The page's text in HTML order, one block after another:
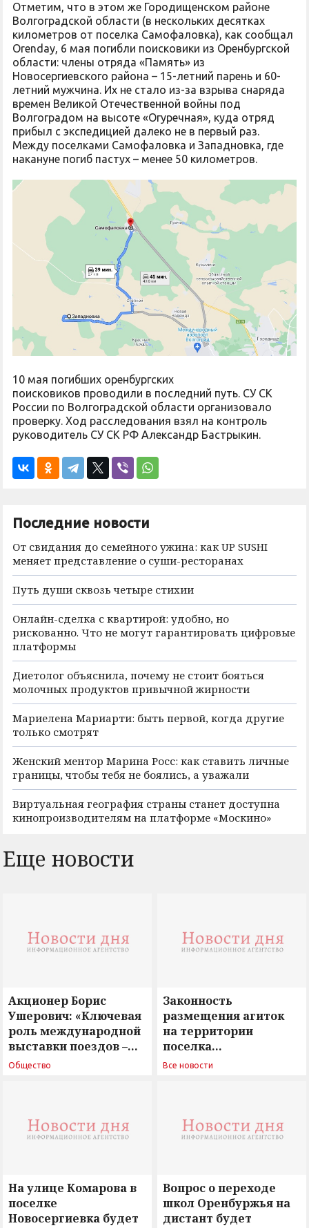
Отметим, что в этом же Городищенском районе
Волгоградской области (в нескольких десятках
километров от поселка Самофаловка), как сообщал
Orenday, 6 мая погибли поисковики из Оренбургской
области: члены отряда «Память» из
Новосергиевского района – 15-летний парень и 60-
летний мужчина. Их не стало из-за взрыва снаряда
времен Великой Отечественной войны под
Волгоградом на высоте «Огуречная», куда отряд
прибыл с экспедицией далеко не в первый раз.
Между поселками Самофаловка и Западновка, где
накануне погиб пастух – менее 50 километров.
10 мая погибших оренбургских
поисковиков проводили в последний путь. СУ СК
России по Волгоградской области организовало
проверку. Ход расследования взял на контроль
руководитель СУ СК РФ Александр Бастрыкин.
Последние новости
От свидания до семейного ужина: как UP SUSHI
меняет представление о суши-ресторанах
Путь души сквозь четыре стихии
Онлайн-сделка с квартирой: удобно, но
рискованно. Что не могут гарантировать цифровые
платформы
Диетолог объяснила, почему не стоит бояться
молочных продуктов привычной жирности
Мариелена Мариарти: быть первой, когда другие
только смотрят
Женский ментор Марина Росс: как ставить личные
границы, чтобы тебя не боялись, а уважали
Виртуальная география страны станет доступна
кинопроизводителям на платформе «Москино»
Еще новости
Акционер Борис
Ушерович: «Ключевая
роль международной
выставки поездов –
поиск ответов на
Общество
Законность
размещения агиток
на территории
поселка
Новосергиевка
Все новости
На улице Комарова в
поселке
Новосергиевка будет
Вопрос о переходе
школ Оренбуржья на
дистант будет